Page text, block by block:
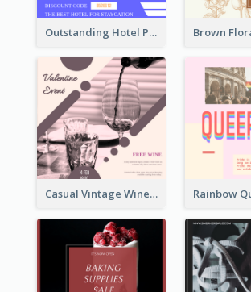
Outstanding Hotel Paradise Promotion Instagram Design
Casual Vintage Wine Tasting Instagram Design Idea